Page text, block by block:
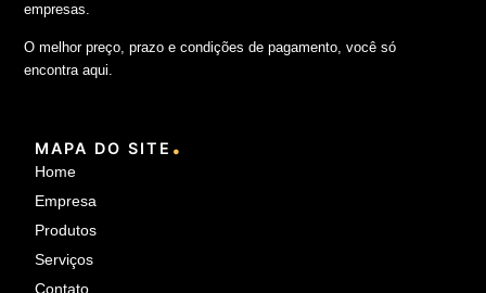
empresas.
O melhor preço, prazo e condições de pagamento, você só
encontra aqui.
MAPA DO SITE .
Home
Empresa
Produtos
Serviços
Contato